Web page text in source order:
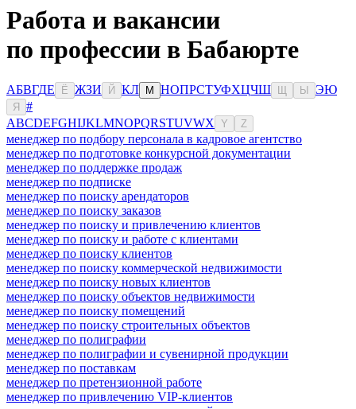
Работа и вакансии
по профессии в Бабаюрте
АБВГДЕ Ё ЖЗИ Й КЛ М НОПРСТУФХЦЧШ Ы ЭЮ
Я
#
ABCDEFGHIJKLMNOPQRSTUVWX Y Z
менеджер по подбору персонала в кадровое агентство
менеджер по подготовке конкурсной документации
менеджер по поддержке продаж
менеджер по подписке
менеджер по поиску арендаторов
менеджер по поиску заказов
менеджер по поиску и привлечению клиентов
менеджер по поиску и работе с клиентами
менеджер по поиску клиентов
менеджер по поиску коммерческой недвижимости
менеджер по поиску новых клиентов
менеджер по поиску объектов недвижимости
менеджер по поиску помещений
менеджер по поиску строительных объектов
менеджер по полиграфии
менеджер по полиграфии и сувенирной продукции
менеджер по поставкам
менеджер по претензионной работе
менеджер по привлечению VIP-клиентов